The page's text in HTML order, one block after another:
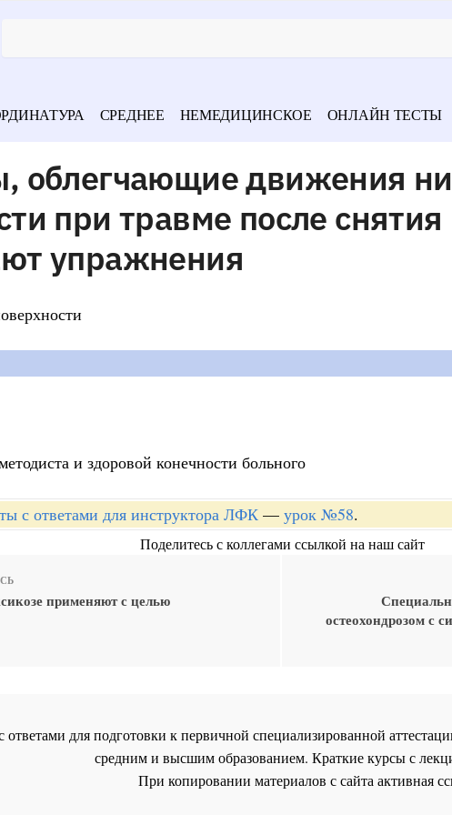
СРЕДНЕЕ НЕМЕДИЦИНСКОЕ ОНЛАЙН ТЕСТЫ
облегчающие движения
при травме после снятия
упражнения
и здоровой конечности больного
с ответами для инструктора ЛФК — урок №58.
Поделитесь с коллегами ссылкой на наш сайт
применяют с целью
остеохондрозом с
ответами для подготовки к первичной специализированной
средним и высшим образованием. Краткие курсы с
При копировании материалов с сайта активная